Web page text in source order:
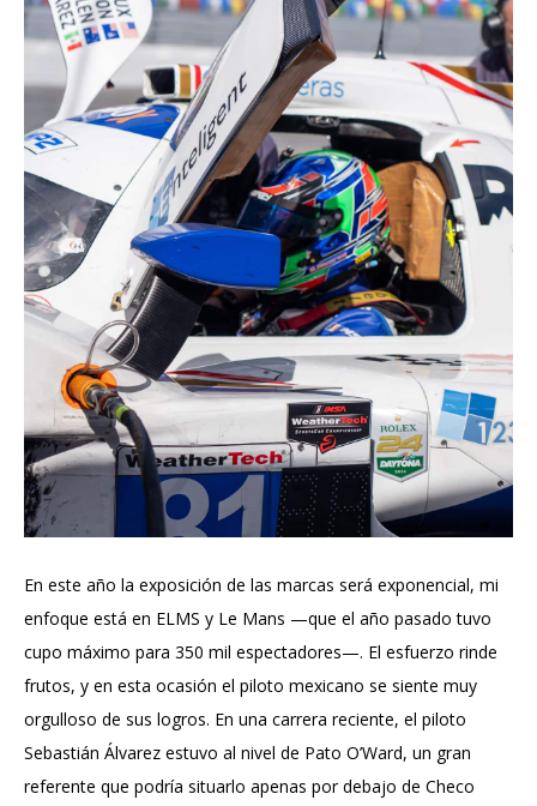
En este año la exposición de las marcas será exponencial, mi
enfoque está en ELMS y Le Mans —que el año pasado tuvo
cupo máximo para 350 mil espectadores—. El esfuerzo rinde
frutos, y en esta ocasión el piloto mexicano se siente muy
orgulloso de sus logros. En una carrera reciente, el piloto
Sebastián Álvarez estuvo al nivel de Pato O’Ward, un gran
referente que podría situarlo apenas por debajo de Checo